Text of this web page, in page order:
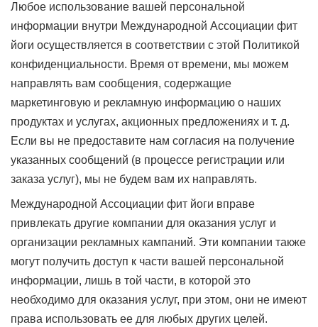
Любое использование вашей персональной
информации внутри Международной Ассоциации фит
йоги осуществляется в соответствии с этой Политикой
конфиденциальности. Время от времени, мы можем
направлять вам сообщения, содержащие
маркетинговую и рекламную информацию о наших
продуктах и услугах, акционных предложениях и т. д.
Если вы не предоставите нам согласия на получение
указанных сообщений (в процессе регистрации или
заказа услуг), мы не будем вам их направлять.
Международной Ассоциации фит йоги вправе
привлекать другие компании для оказания услуг и
организации рекламных кампаний. Эти компании также
могут получить доступ к части вашей персональной
информации, лишь в той части, в которой это
необходимо для оказания услуг, при этом, они не имеют
права использовать ее для любых других целей.